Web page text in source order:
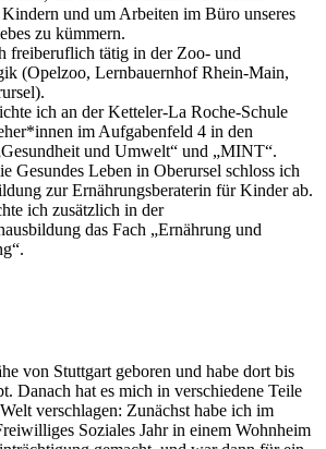
und um Arbeiten im Büro unseres
zu kümmern.
freiberuflich tätig in der Zoo- und
(Opelzoo, Lernbauernhof Rhein-Main,
ich an der Ketteler-La Roche-Schule
im Aufgabenfeld 4 in den
und Umwelt“ und „MINT“.
Gesundes Leben in Oberursel schloss ich
zur Ernährungsberaterin für Kinder ab.
ich zusätzlich in der
das Fach „Ernährung und
von Stuttgart geboren und habe dort bis
Danach hat es mich in verschiedene Teile
verschlagen: Zunächst habe ich im
Soziales Jahr in einem Wohnheim